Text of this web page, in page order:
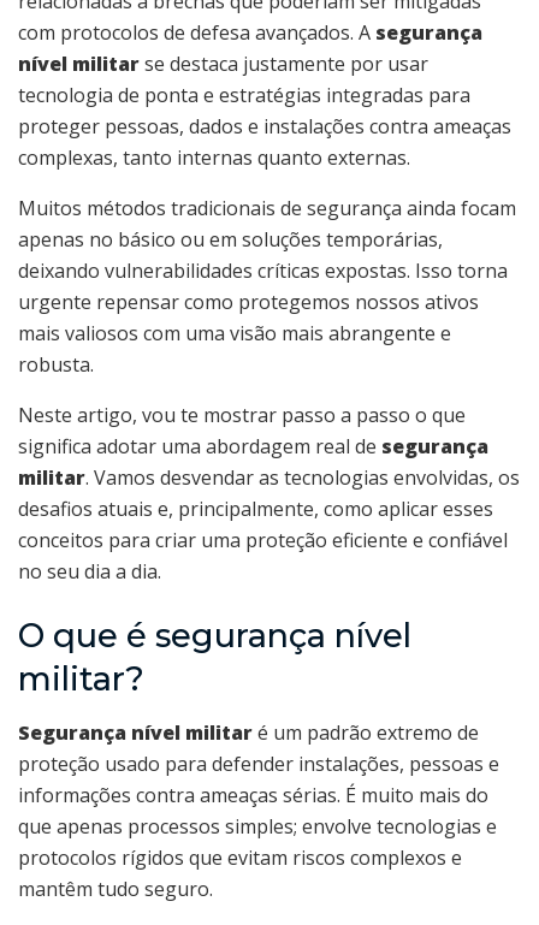
com protocolos de defesa avançados. A segurança
nível militarse destaca justamente por usar
tecnologia de ponta e estratégias integradas para
proteger pessoas, dados e instalações contra ameaças
complexas, tanto internas quanto externas.
Muitos métodos tradicionais de segurança ainda focam
apenas no básico ou em soluções temporárias,
deixando vulnerabilidades críticas expostas. Isso torna
urgente repensar como protegemos nossos ativos
mais valiosos com uma visão mais abrangente e
robusta.
Neste artigo, vou te mostrar passo a passo o que
significa adotar uma abordagem real de segurança
militar. Vamos desvendar as tecnologias envolvidas, os
desafios atuais e, principalmente, como aplicar esses
conceitos para criar uma proteção eficiente e confiável
no seu dia a dia.
O que é segurança nível
militar?
Segurança nível militaré um padrão extremo de
proteção usado para defender instalações, pessoas e
informações contra ameaças sérias. É muito mais do
que apenas processos simples; envolve tecnologias e
protocolos rígidos que evitam riscos complexos e
mantêm tudo seguro.